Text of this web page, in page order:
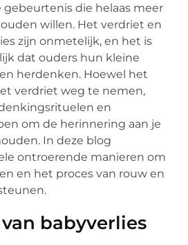
die helaas meer
willen. Het verdriet en
zijn onmetelijk, en het is
dat ouders hun kleine
herdenken. Hoewel het
verdriet weg te nemen,
en
om de herinnering aan je
In deze blog
ontroerende manieren om
en het proces van rouw en
babyverlies